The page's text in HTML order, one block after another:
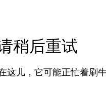
稍后重试
这儿，它可能正忙着刷